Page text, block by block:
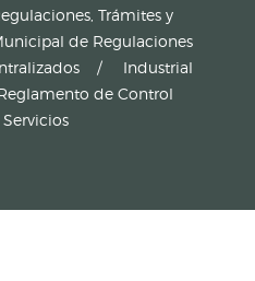
Trámites y
de Regulaciones
Industrial
de Control